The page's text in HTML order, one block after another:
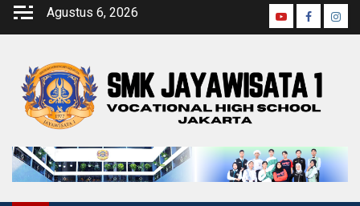
Agustus 6, 2026